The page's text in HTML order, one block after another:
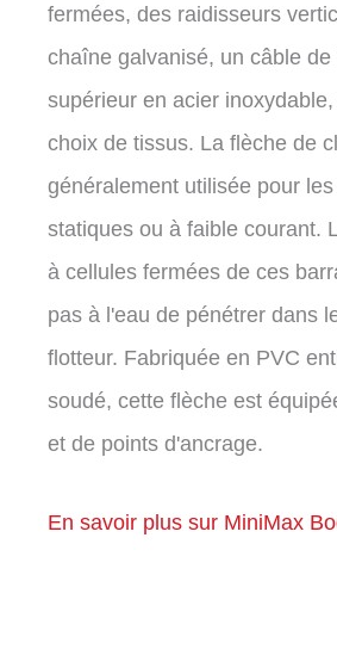
fermées, des raidisseurs
chaîne galvanisé, un câble de
supérieur en acier
choix de tissus. La flèche de
généralement utilisée pour
statiques ou à faible courant.
à cellules fermées de ces
pas à l'eau de pénétrer dans
flotteur. Fabriquée en PVC
soudé, cette flèche est
et de points d'ancrage.
En savoir plus sur MiniMax